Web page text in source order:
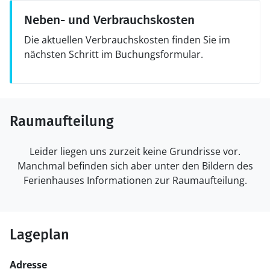
Neben- und Verbrauchskosten
Die aktuellen Verbrauchskosten finden Sie im
nächsten Schritt im Buchungsformular.
Raumaufteilung
Leider liegen uns zurzeit keine Grundrisse vor.
Manchmal befinden sich aber unter den Bildern des
Ferienhauses Informationen zur Raumaufteilung.
Lageplan
Adresse